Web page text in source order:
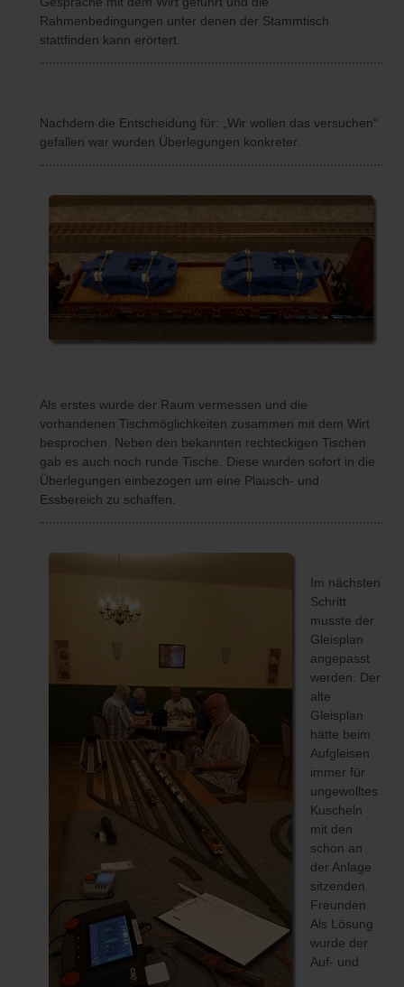
Rahmenbedingungen unter denen der Stammtisch
stattfinden kann erörtert.
Nachdem die Entscheidung für: „Wir wollen das versuchen“
gefallen war wurden Überlegungen konkreter.
Als erstes wurde der Raum vermessen und die
vorhandenen Tischmöglichkeiten zusammen mit dem Wirt
besprochen. Neben den bekannten rechteckigen Tischen
gab es auch noch runde Tische. Diese wurden sofort in die
Überlegungen einbezogen um eine Plausch- und
Essbereich zu schaffen.
Im nächsten
Schritt
musste der
Gleisplan
angepasst
werden. Der
alte
Gleisplan
hätte beim
Aufgleisen
immer für
ungewolltes
Kuscheln
mit den
schon an
der Anlage
sitzenden
Freunden.
Als Lösung
wurde der
Auf- und